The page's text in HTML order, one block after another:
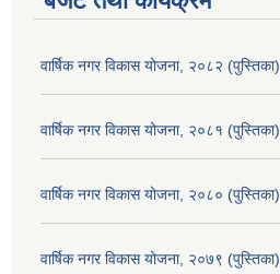
वार्षिक नगर विकास योजना, २०८२ (पुस्तिका)
वार्षिक नगर विकास योजना, २०८१ (पुस्तिका)
वार्षिक नगर विकास योजना, २०८० (पुस्तिका)
वार्षिक नगर विकास योजना, २०७९ (पुस्तिका)